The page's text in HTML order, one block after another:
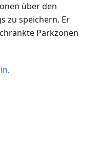
über den
zu speichern. Er
Parkzonen
.